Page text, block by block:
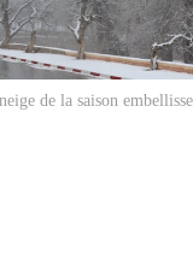
de la saison